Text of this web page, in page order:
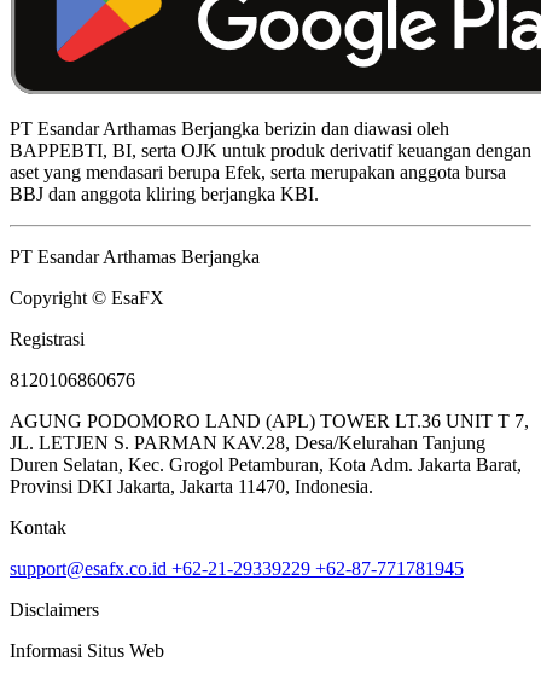
PT Esandar Arthamas Berjangka berizin dan diawasi oleh
BAPPEBTI, BI, serta OJK untuk produk derivatif keuangan dengan
aset yang mendasari berupa Efek, serta merupakan anggota bursa
BBJ dan anggota kliring berjangka KBI.
PT Esandar Arthamas Berjangka
Copyright © EsaFX
Registrasi
8120106860676
AGUNG PODOMORO LAND (APL) TOWER LT.36 UNIT T 7,
JL. LETJEN S. PARMAN KAV.28, Desa/Kelurahan Tanjung
Duren Selatan, Kec. Grogol Petamburan, Kota Adm. Jakarta Barat,
Provinsi DKI Jakarta, Jakarta 11470, Indonesia.
Kontak
support@esafx.co.id +62-21-29339229 +62-87-771781945
Disclaimers
Informasi Situs Web